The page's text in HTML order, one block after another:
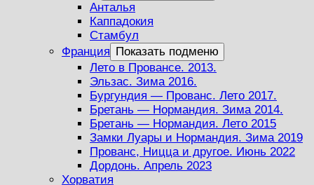
Анталья
Каппадокия
Стамбул
Франция Показать подменю
Лето в Провансе. 2013.
Эльзас. Зима 2016.
Бургундия — Прованс. Лето 2017.
Бретань — Нормандия. Зима 2014.
Бретань — Нормандия. Лето 2015
Замки Луары и Нормандия. Зима 2019
Прованс, Ницца и другое. Июнь 2022
Дордонь. Апрель 2023
Хорватия